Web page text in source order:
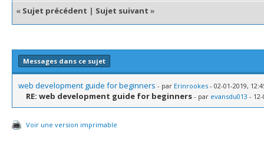
« Sujet précédent | Sujet suivant »
Messages dans ce sujet
web development guide for beginners - par Erinrookes - 02-01-2019,
RE: web development guide for beginners - par evansdu013 -
Voir une version imprimable